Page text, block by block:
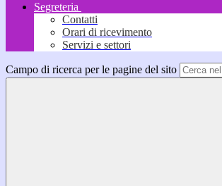
Segreteria
Contatti
Orari di ricevimento
Servizi e settori
Campo di ricerca per le pagine del sito